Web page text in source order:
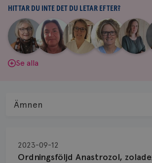
svar
HITTAR DU INTE DET DU LETAR EFTER?
Aina
Johnsson
|
Anne
Andersson
Fredrika
Killander
|
Jeanette
Bäcklund
|
Maria
Edegran
|
Se alla
Ordningsföljd Anastrozol,
2023-09-12
Ämnen
Biopsi